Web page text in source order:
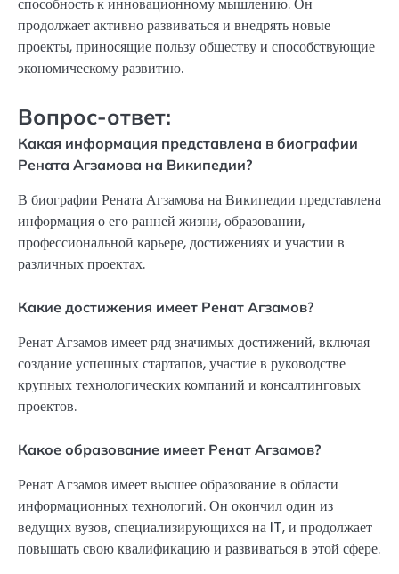
продолжает активно развиваться и внедрять новые
проекты, приносящие пользу обществу и способствующие
экономическому развитию.
Вопрос-ответ:
Какая информация представлена в биографии
Рената Агзамова на Википедии?
В биографии Рената Агзамова на Википедии представлена
информация о его ранней жизни, образовании,
профессиональной карьере, достижениях и участии в
различных проектах.
Какие достижения имеет Ренат Агзамов?
Ренат Агзамов имеет ряд значимых достижений, включая
создание успешных стартапов, участие в руководстве
крупных технологических компаний и консалтинговых
проектов.
Какое образование имеет Ренат Агзамов?
Ренат Агзамов имеет высшее образование в области
информационных технологий. Он окончил один из
ведущих вузов, специализирующихся на IT, и продолжает
повышать свою квалификацию и развиваться в этой сфере.